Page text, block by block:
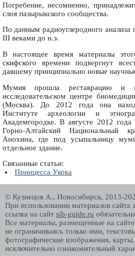
Погребение, несомненно,
слоя пазырыкского сообщества.
По данным радиоуглеродного анализа
III веками до н.э.
В настоящее время материалы
скифского времени подвергнут
давшему принципиально новые
Мумия прошла реставрацию и
исследовательском центре
(Москва). До 2012 года она
Институте археологии и
Академгородке. В августе 2012
Горно-Алтайский Национальный
Анохина, где под усыпальницу
отдельное здание.
Связанные статьи:
Принцесса Укока
© Кузнецов А., Новосибирск, 2013-
При использовании материалов сайта
ссылка на сайт sib-guide.ru
Все материалы, размещенные на
не ограничиваясь только ими,
фотографические изображения,
исключительно ознакомительный